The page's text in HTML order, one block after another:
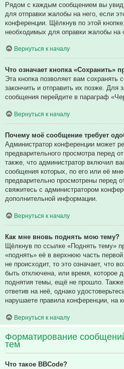
Рядом с каждым сообщением вы
для отправки жалобы на него, если
конференции. Щёлкнув по этой
необходимых для оправки жалобы на
Вернуться к началу
Что означает кнопка «Сохранить»
Эта кнопка позволяет вам сохранять
закончить и отправить их позже. Для
сообщения перейдите в параграф
Вернуться к началу
Почему моё сообщение требует
Администратор конференции может
предварительного просмотра перед
также, что администратор включил
сообщения которых, по его или её
предварительно просмотрены перед
свяжитесь с администратором
дополнительной информации.
Вернуться к началу
Как мне вновь поднять мою тему?
Щёлкнув по ссылке «Поднять тему»
«поднять» её в верхнюю часть
не происходит, то это означает, что
быть отключена, или время, которое
поднятия темы, ещё не прошло.
ответив на неё, однако
нарушаете правила конференции, на
Вернуться к началу
Форматирование
тем
Что такое BBCode?